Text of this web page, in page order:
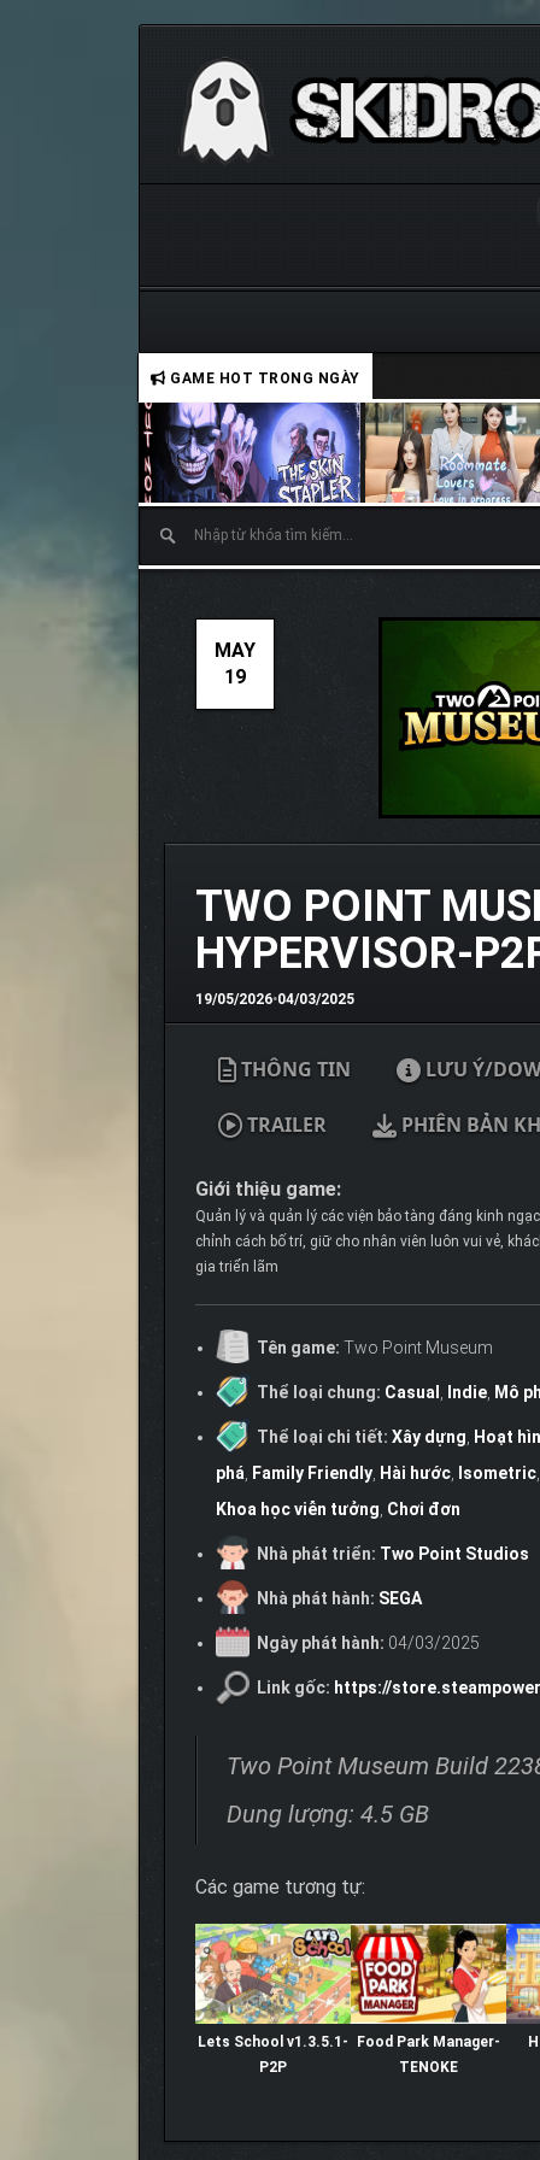
GAME HOT TRONG NGÀY
MAY
19
TWO POINT
HYPERVISOR-
19/05/2026•04/03/2025
THÔNG TIN LƯU Ý/
TRAILER PHIÊN BẢN
Giới thiệu game:
Quản lý và quản lý các viện bảo tàng đáng kinh
chỉnh cách bố trí, giữ cho nhân viên luôn vui vẻ,
gia triển lãm
Tên game: Two Point Museum
Thể loại chung: Casual , Indie, Mô
Thể loại chi tiết: Xây dựng, Hoạt
phá, Family Friendly, Hài hước, Isometric
Khoa học viễn tưởng, Chơi đơn
Nhà phát triển: Two Point Studios
Nhà phát hành: SEGA
Ngày phát hành: 04/03/2025
Link gốc: https://
Two Point Museum Build
Dung lượng: 4.5 GB
Các game tương tự:
Lets School v1.3.5.1-
P2P
Food Park Manager-
TENOKE